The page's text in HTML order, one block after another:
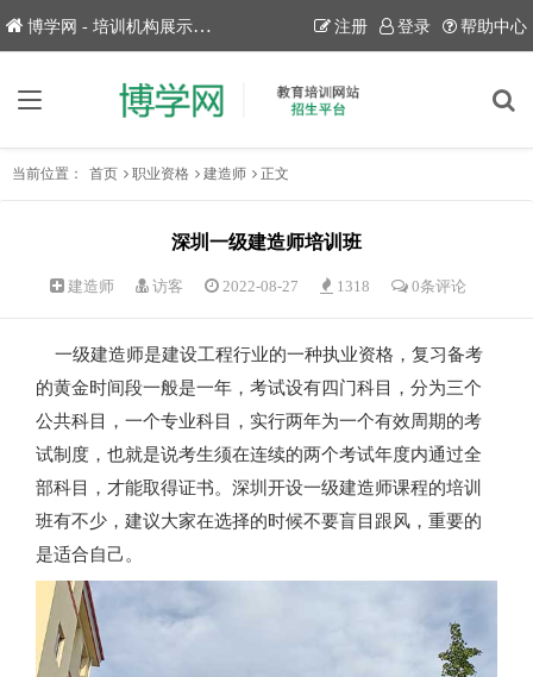
博学网 - 培训机构展示平台！ 注册 登录 帮助中心
当前位置： 首页 职业资格 建造师 正文
深圳一级建造师培训班
建造师 访客 2022-08-27 1318 0条评论
一级建造师是建设工程行业的一种执业资格，复习备考
的黄金时间段一般是一年，考试设有四门科目，分为三个
公共科目，一个专业科目，实行两年为一个有效周期的考
试制度，也就是说考生须在连续的两个考试年度内通过全
部科目，才能取得证书。深圳开设一级建造师课程的培训
班有不少，建议大家在选择的时候不要盲目跟风，重要的
是适合自己。